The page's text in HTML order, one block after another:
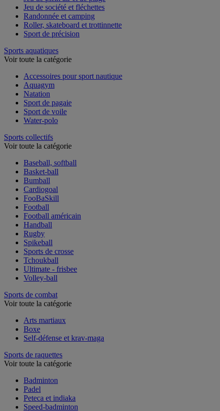
Jeu de plein air et de plage
Jeu de société et fléchettes
Randonnée et camping
Roller, skateboard et trottinnette
Sports aquatiques
Accessoires pour sport nautique
Aquagym
Natation
Sport de pagaie
Sport de voile
Sports collectifs
Baseball, softball
Basket-ball
Bumball
Cardiogoal
FooBaSkill
Football
Football américain
Handball
Rugby
Spikeball
Sports de crosse
Tchoukball
Ultimate - frisbee
Sports de combat
Arts martiaux
Boxe
Sports de raquettes
Badminton
Padel
Peteca et indiaka